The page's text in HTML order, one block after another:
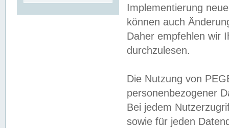
Implementierung
können auch
Daher empfehlen wir
durchzulesen.
Die Nutzung von
personenbezogener
Bei jedem
sowie für jeden